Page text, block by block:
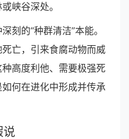
峡谷深处。
刻的“种群清洁”本能。
亡，引来食腐动物而威
高度利他、需要极强死
何在进化中形成并传承
说